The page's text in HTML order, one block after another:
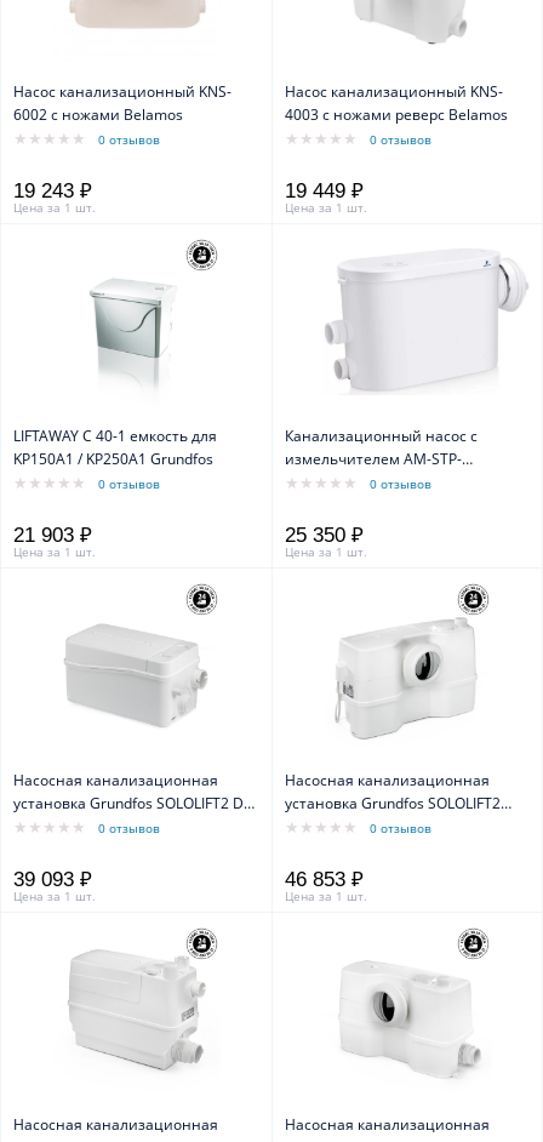
Насос канализационный KNS-
6002 с ножами Belamos
0 отзывов
19 243 ₽
Цена за 1 шт.
Насос канализационный KNS-
4003 с ножами реверс Belamos
0 отзывов
19 449 ₽
Цена за 1 шт.
LIFTAWAY C 40-1 емкость для
KP150A1 / KP250A1 Grundfos
0 отзывов
21 903 ₽
Цена за 1 шт.
Канализационный насос с
измельчителем AM-STP-
400n2(8М-ун)0 отзывов
25 350 ₽
Цена за 1 шт.
Насосная канализационная
установка Grundfos SOLOLIFT2 D-2
0,28kW 1x230V 50 Hz
0 отзывов
39 093 ₽
Цена за 1 шт.
Насосная канализационная
установка Grundfos SOLOLIFT2
WC-1 0,62kW 1x230V 50Hz
0 отзывов
46 853 ₽
Цена за 1 шт.
Насосная канализационная
Насосная канализационная